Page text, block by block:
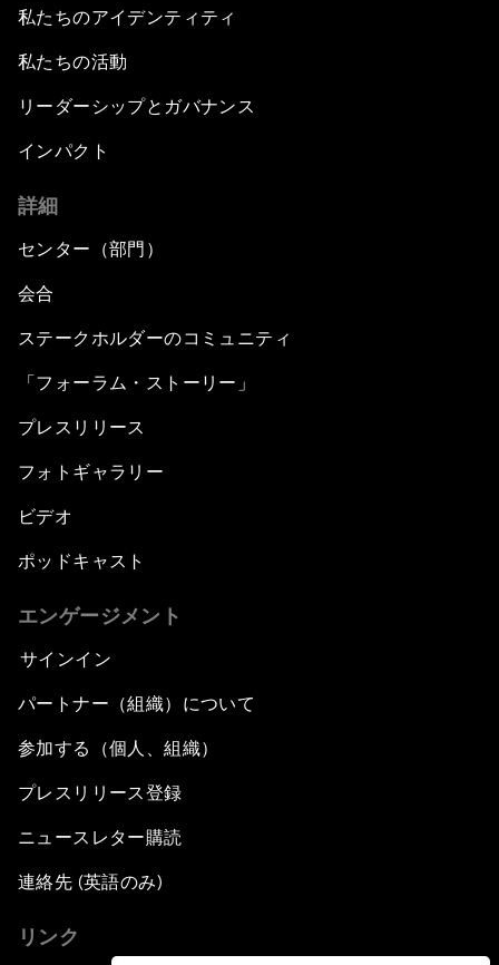
私たちのアイデンティティ
私たちの活動
リーダーシップとガバナンス
インパクト
詳細
センター（部門）
会合
ステークホルダーのコミュニティ
「フォーラム・ストーリー」
プレスリリース
フォトギャラリー
ビデオ
ポッドキャスト
エンゲージメント
サインイン
パートナー（組織）について
参加する（個人、組織）
プレスリリース登録
ニュースレター購読
連絡先 (英語のみ)
リンク